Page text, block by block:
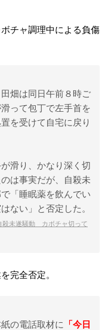
チャ調理中による負傷
畑は同日午前８時ご
って包丁で左手首を
を受けて自宅に戻り
滑り、かなり深く切
は事実だが、自殺未
「睡眠薬を飲んでい
ない」と否定した。
殺未遂騒動 カボチャ切って
完全否定。
の電話取材に
「今日